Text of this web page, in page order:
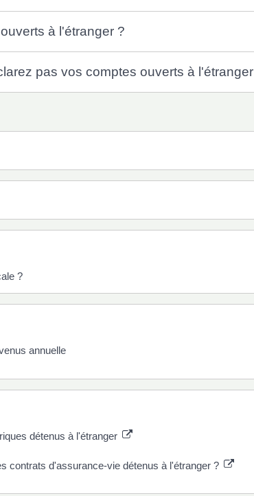
à l'étranger ?
pas vos comptes ouverts à
?
annuelle
détenus à l'étranger
contrats d'assurance-vie détenus à l'étranger ?